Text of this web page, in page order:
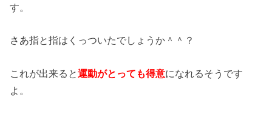
す。
さあ指と指はくっついたでしょうか＾＾？
これが出来ると運動がとっても得意になれるそうです
よ。